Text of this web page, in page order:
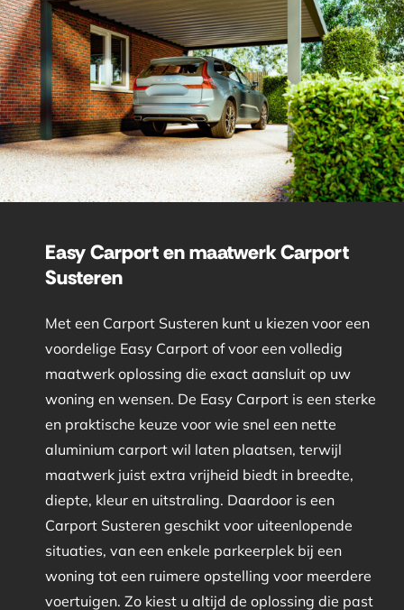
Easy Carport en maatwerk Carport
Susteren
Met een Carport Susteren kunt u kiezen voor een
voordelige Easy Carport of voor een volledig
maatwerk oplossing die exact aansluit op uw
woning en wensen. De Easy Carport is een sterke
en praktische keuze voor wie snel een nette
aluminium carport wil laten plaatsen, terwijl
maatwerk juist extra vrijheid biedt in breedte,
diepte, kleur en uitstraling. Daardoor is een
Carport Susteren geschikt voor uiteenlopende
situaties, van een enkele parkeerplek bij een
woning tot een ruimere opstelling voor meerdere
voertuigen. Zo kiest u altijd de oplossing die past